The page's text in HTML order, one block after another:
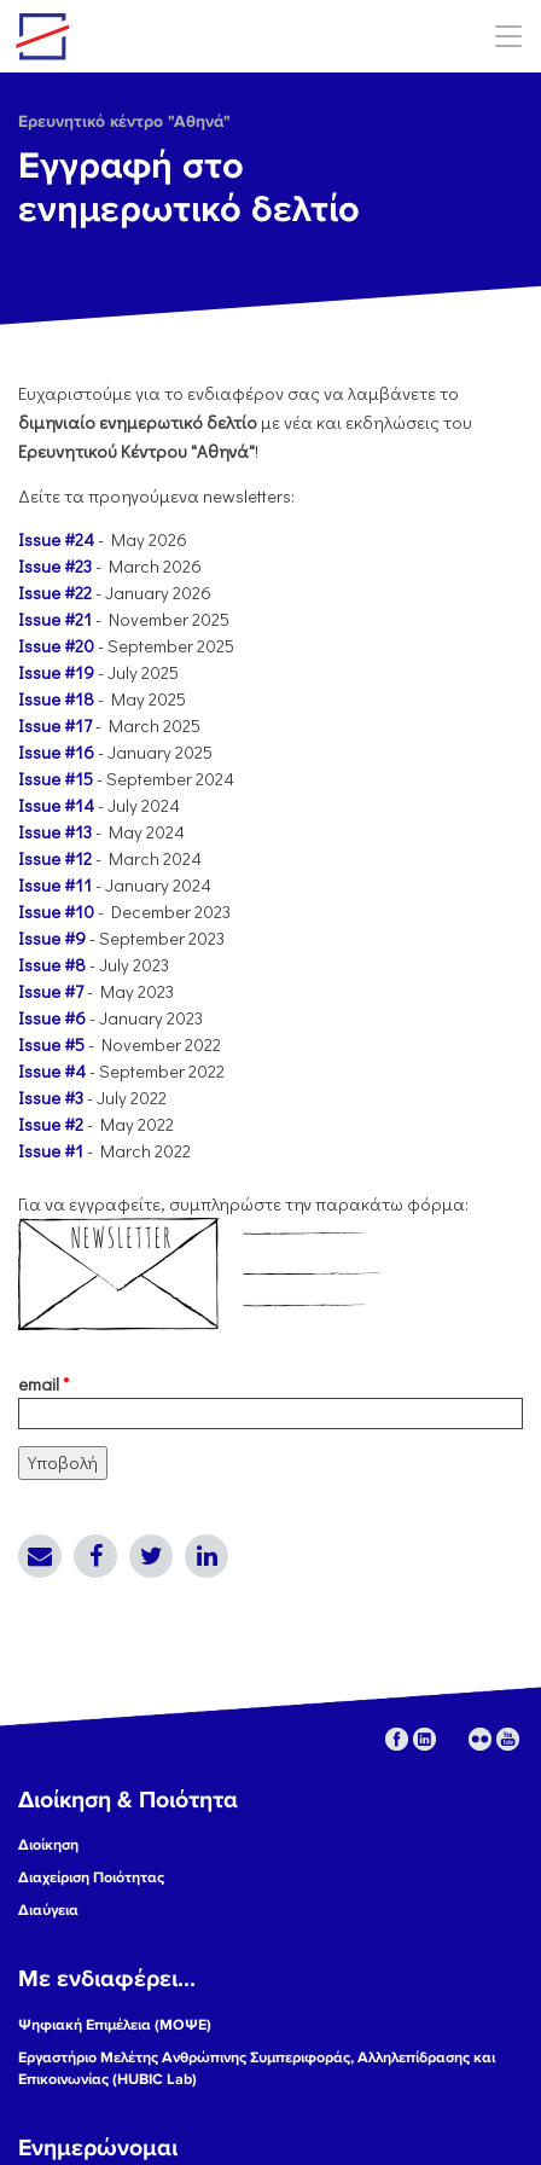
Skip to main content
Ερευνητικό κέντρο "Αθηνά"
Εγγραφή στο
ενημερωτικό δελτίο
Eυχαριστούμε για το ενδιαφέρον σας να λαμβάνετε το
διμηνιαίο ενημερωτικό δελτίο με νέα και εκδηλώσεις του
Ερευνητικού Κέντρου "Αθηνά"!
Δείτε τα προηγούμενα newsletters:
Issue #24- May 2026
Issue #23- March 2026
Issue #22- January 2026
Issue #21 - November 2025
Issue #20- September 2025
Issue #19- July 2025
Issue #18- May 2025
Issue #17- March 2025
Issue #16- January 2025
Issue #15- September 2024
Issue #14- July 2024
Issue #13- May 2024
Issue #12- March 2024
Issue #11 - January 2024
Issue #10- December 2023
Issue #9- September 2023
Issue #8- July 2023
Issue #7- May 2023
Issue #6- January 2023
Issue #5- November 2022
Issue #4- September 2022
Issue #3- July 2022
Issue #2- May 2022
Issue #1 - March 2022
Για να εγγραφείτε, συμπληρώστε την παρακάτω φόρμα:
email*
Διοίκηση & Ποιότητα
Διοίκηση
Διαχείριση Ποιότητας
Διαύγεια
Με ενδιαφέρει...
Ψηφιακή Επιμέλεια (ΜΟΨΕ)
Εργαστήριο Μελέτης Ανθρώπινης Συμπεριφοράς, Αλληλεπίδρασης και
Επικοινωνίας (HUBIC Lab)
Ενημερώνομαι